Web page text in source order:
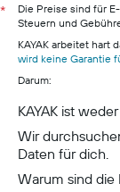
*
Die Preise sind für
Steuern und
KAYAK arbeitet hart
wird keine Garantie
Darum:
KAYAK ist
Wir
Daten für dich.
Warum sind die